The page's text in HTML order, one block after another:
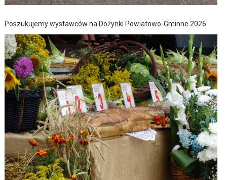
Poszukujemy wystawców na Dożynki Powiatowo-Gminne 2026